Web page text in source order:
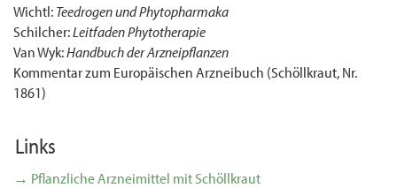
Wichtl:Teedrogen und Phytopharmaka
Schilcher:Leitfaden Phytotherapie
Van Wyk:Handbuch der Arzneipflanzen
Kommentar zum Europäischen Arzneibuch (Schöllkraut, Nr.
1861)
Links
→ Pflanzliche Arzneimittel mit Schöllkraut